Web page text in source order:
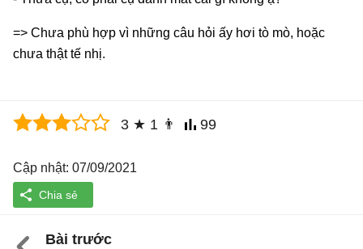
=> Chưa phù hợp vì những câu hỏi ấy hơi tò mò, hoặc
chưa thật tế nhị.
3 ★ 1 👨 99
Cập nhật: 07/09/2021
Bài trước